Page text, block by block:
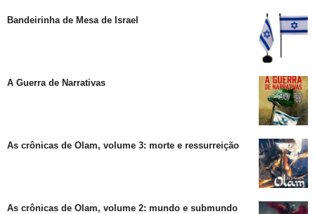
Bandeirinha de Mesa de Israel
A Guerra de Narrativas
As crônicas de Olam, volume 3: morte e ressurreição
As crônicas de Olam, volume 2: mundo e submundo